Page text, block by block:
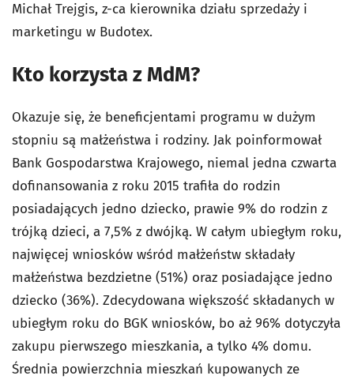
Michał Trejgis, z-ca kierownika działu sprzedaży i
marketingu w Budotex.
Kto korzysta z MdM?
Okazuje się, że beneficjentami programu w dużym
stopniu są małżeństwa i rodziny. Jak poinformował
Bank Gospodarstwa Krajowego, niemal jedna czwarta
dofinansowania z roku 2015 trafiła do rodzin
posiadających jedno dziecko, prawie 9% do rodzin z
trójką dzieci, a 7,5% z dwójką. W całym ubiegłym roku,
najwięcej wniosków wśród małżeństw składały
małżeństwa bezdzietne (51%) oraz posiadające jedno
dziecko (36%). Zdecydowana większość składanych w
ubiegłym roku do BGK wniosków, bo aż 96% dotyczyła
zakupu pierwszego mieszkania, a tylko 4% domu.
Średnia powierzchnia mieszkań kupowanych ze